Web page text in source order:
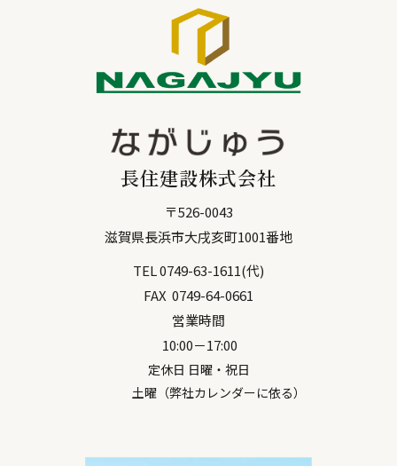
長住建設株式会社
〒526-0043
滋賀県長浜市大戌亥町1001番地
TEL0749-63-1611(代)
FAX 0749-64-0661
営業時間
10:00－17:00
定休日 日曜・祝日
土曜（弊社カレンダーに依る）